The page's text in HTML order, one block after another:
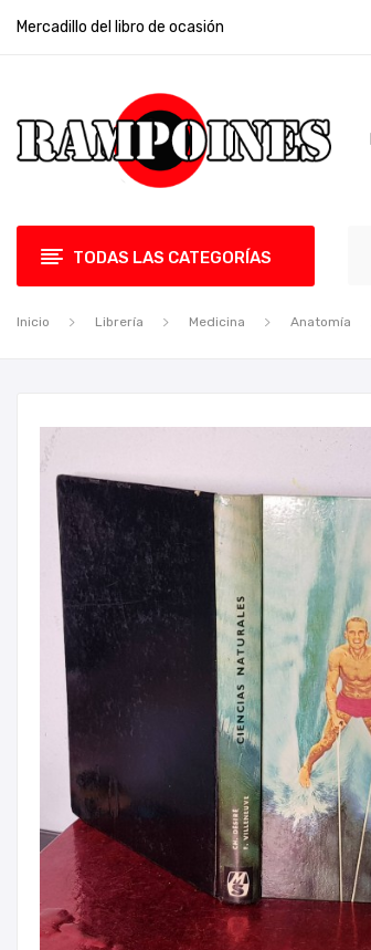
Mercadillo del libro de ocasión
TODAS LAS CATEGORÍAS
Inicio Librería Medicina Anatomía